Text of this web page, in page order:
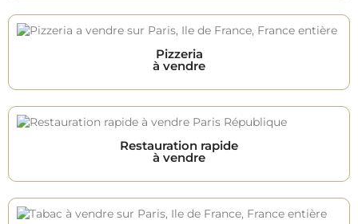
Pizzeria
à vendre
Restauration rapide
à vendre